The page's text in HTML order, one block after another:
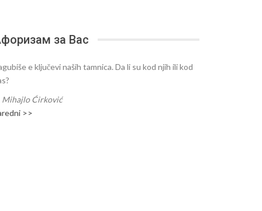
за Вас
e ključevi naših tamnica. Da li su kod njih ili kod
Mihajlo Ćirković
>>